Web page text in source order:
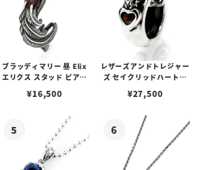
ブラッディマリー 昼 Elix
エリクス スタッド ピアス
¥16,500
レザーズアンドトレジャー
ズ セイクリッドハートピ
¥27,500